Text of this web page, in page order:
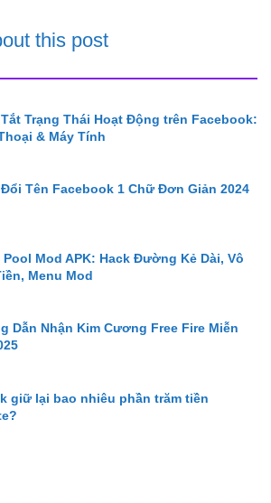
this post
Trạng Thái Hoạt Động trên Facebook:
& Máy Tính
Tên Facebook 1 Chữ Đơn Giản 2024
Pool Mod APK: Hack Đường Kẻ Dài, Vô
Menu Mod
Dẫn Nhận Kim Cương Free Fire Miễn
giữ lại bao nhiêu phần trăm tiền